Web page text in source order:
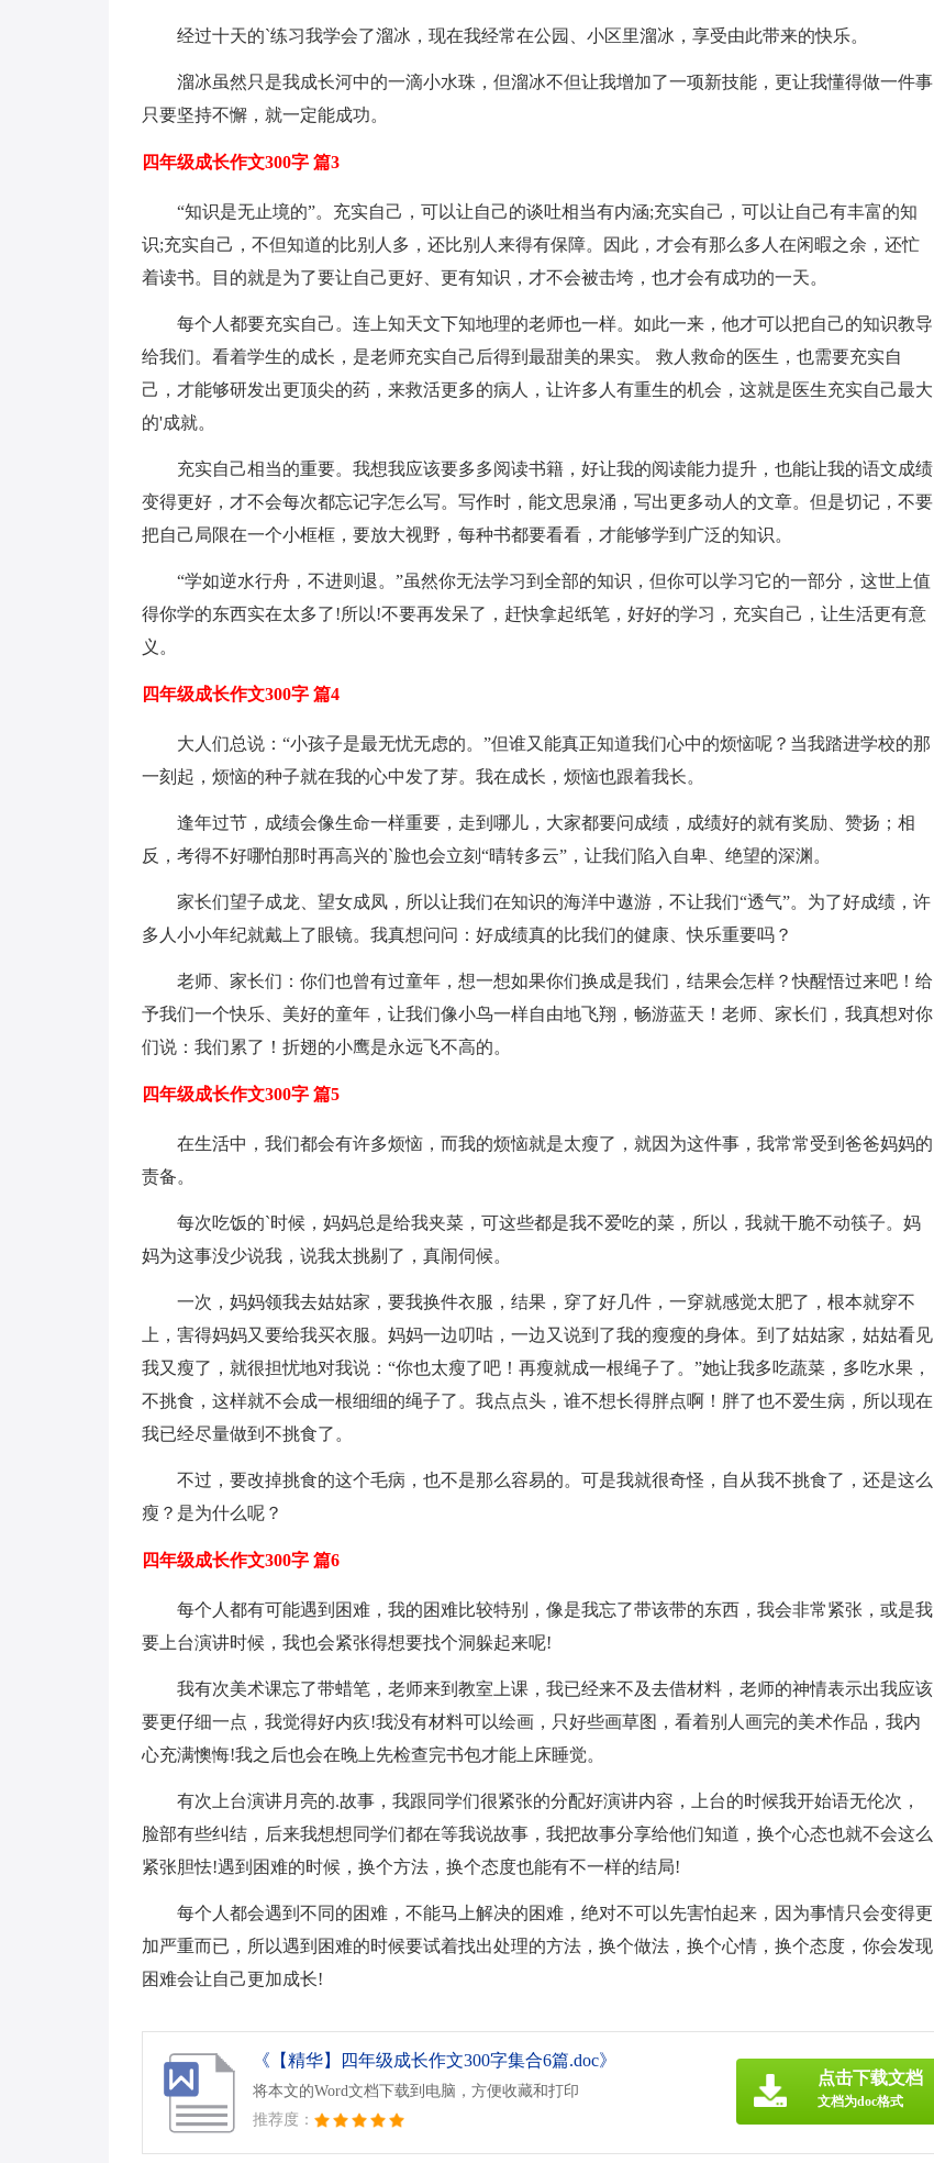
经过十天的`练习我学会了溜冰，现在我经常在公园、小区里溜冰，享受由此带来的快乐。
溜冰虽然只是我成长河中的一滴小水珠，但溜冰不但让我增加了一项新技能，更让我懂得做一件事
只要坚持不懈，就一定能成功。
四年级成长作文300字 篇3
“知识是无止境的”。充实自己，可以让自己的谈吐相当有内涵;充实自己，可以让自己有丰富的知
识;充实自己，不但知道的比别人多，还比别人来得有保障。因此，才会有那么多人在闲暇之余，还忙
着读书。目的就是为了要让自己更好、更有知识，才不会被击垮，也才会有成功的一天。
每个人都要充实自己。连上知天文下知地理的老师也一样。如此一来，他才可以把自己的知识教导
给我们。看着学生的成长，是老师充实自己后得到最甜美的果实。 救人救命的医生，也需要充实自
己，才能够研发出更顶尖的药，来救活更多的病人，让许多人有重生的机会，这就是医生充实自己最大
的'成就。
充实自己相当的重要。我想我应该要多多阅读书籍，好让我的阅读能力提升，也能让我的语文成绩
变得更好，才不会每次都忘记字怎么写。写作时，能文思泉涌，写出更多动人的文章。但是切记，不要
把自己局限在一个小框框，要放大视野，每种书都要看看，才能够学到广泛的知识。
“学如逆水行舟，不进则退。”虽然你无法学习到全部的知识，但你可以学习它的一部分，这世上值
得你学的东西实在太多了!所以!不要再发呆了，赶快拿起纸笔，好好的学习，充实自己，让生活更有意
义。
四年级成长作文300字 篇4
大人们总说：“小孩子是最无忧无虑的。”但谁又能真正知道我们心中的烦恼呢？当我踏进学校的那
一刻起，烦恼的种子就在我的心中发了芽。我在成长，烦恼也跟着我长。
逢年过节，成绩会像生命一样重要，走到哪儿，大家都要问成绩，成绩好的就有奖励、赞扬；相
反，考得不好哪怕那时再高兴的`脸也会立刻“晴转多云”，让我们陷入自卑、绝望的深渊。
家长们望子成龙、望女成凤，所以让我们在知识的海洋中遨游，不让我们“透气”。为了好成绩，许
多人小小年纪就戴上了眼镜。我真想问问：好成绩真的比我们的健康、快乐重要吗？
老师、家长们：你们也曾有过童年，想一想如果你们换成是我们，结果会怎样？快醒悟过来吧！给
予我们一个快乐、美好的童年，让我们像小鸟一样自由地飞翔，畅游蓝天！老师、家长们，我真想对你
们说：我们累了！折翅的小鹰是永远飞不高的。
四年级成长作文300字 篇5
在生活中，我们都会有许多烦恼，而我的烦恼就是太瘦了，就因为这件事，我常常受到爸爸妈妈的
责备。
每次吃饭的`时候，妈妈总是给我夹菜，可这些都是我不爱吃的菜，所以，我就干脆不动筷子。妈
妈为这事没少说我，说我太挑剔了，真闹伺候。
一次，妈妈领我去姑姑家，要我换件衣服，结果，穿了好几件，一穿就感觉太肥了，根本就穿不
上，害得妈妈又要给我买衣服。妈妈一边叨咕，一边又说到了我的瘦瘦的身体。到了姑姑家，姑姑看见
我又瘦了，就很担忧地对我说：“你也太瘦了吧！再瘦就成一根绳子了。”她让我多吃蔬菜，多吃水果，
不挑食，这样就不会成一根细细的绳子了。我点点头，谁不想长得胖点啊！胖了也不爱生病，所以现在
我已经尽量做到不挑食了。
不过，要改掉挑食的这个毛病，也不是那么容易的。可是我就很奇怪，自从我不挑食了，还是这么
瘦？是为什么呢？
四年级成长作文300字 篇6
每个人都有可能遇到困难，我的困难比较特别，像是我忘了带该带的东西，我会非常紧张，或是我
要上台演讲时候，我也会紧张得想要找个洞躲起来呢!
我有次美术课忘了带蜡笔，老师来到教室上课，我已经来不及去借材料，老师的神情表示出我应该
要更仔细一点，我觉得好内疚!我没有材料可以绘画，只好些画草图，看着别人画完的美术作品，我内
心充满懊悔!我之后也会在晚上先检查完书包才能上床睡觉。
有次上台演讲月亮的.故事，我跟同学们很紧张的分配好演讲内容，上台的时候我开始语无伦次，
脸部有些纠结，后来我想想同学们都在等我说故事，我把故事分享给他们知道，换个心态也就不会这么
紧张胆怯!遇到困难的时候，换个方法，换个态度也能有不一样的结局!
每个人都会遇到不同的困难，不能马上解决的困难，绝对不可以先害怕起来，因为事情只会变得更
加严重而已，所以遇到困难的时候要试着找出处理的方法，换个做法，换个心情，换个态度，你会发现
困难会让自己更加成长!
《【精华】四年级成长作文300字集合6篇.doc》
将本文的Word文档下载到电脑，方便收藏和打印
推荐度：
点击下载文档
文档为doc格式